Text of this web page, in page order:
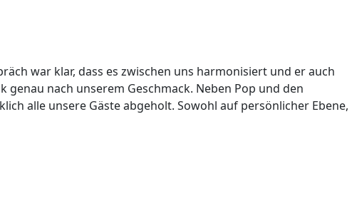
war klar, dass es zwischen uns harmonisiert und er auch
nach unserem Geschmack. Neben Pop und den
alle unsere Gäste abgeholt. Sowohl auf persönlicher Ebene,